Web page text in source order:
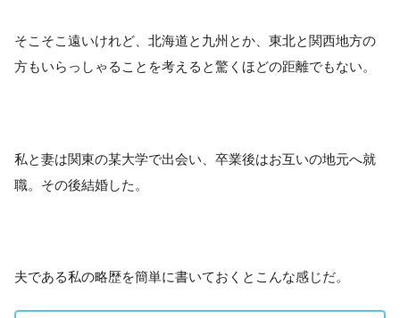
そこそこ遠いけれど、北海道と九州とか、東北と関西地方の
方もいらっしゃることを考えると驚くほどの距離でもない。
私と妻は関東の某大学で出会い、卒業後はお互いの地元へ就
職。その後結婚した。
夫である私の略歴を簡単に書いておくとこんな感じだ。